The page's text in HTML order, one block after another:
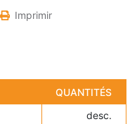
Imprimir
QUANTITÉS
desc.